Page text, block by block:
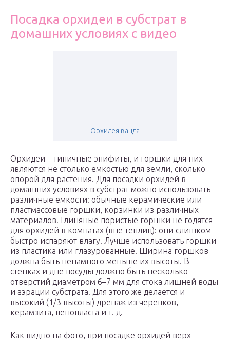
Посадка орхидеи в субстрат в
домашних условиях с видео
Орхидея ванда
Орхидеи – типичные эпифиты, и горшки для них
являются не столько емкостью для земли, сколько
опорой для растения. Для посадки орхидей в
домашних условиях в субстрат можно использовать
различные емкости: обычные керамические или
пластмассовые горшки, корзинки из различных
материалов. Глиняные пористые горшки не годятся
для орхидей в комнатах (вне теплиц): они слишком
быстро испаряют влагу. Лучше использовать горшки
из пластика или глазурованные. Ширина горшков
должна быть ненамного меньше их высоты. В
стенках и дне посуды должно быть несколько
отверстий диаметром 6–7 мм для стока лишней воды
и аэрации субстрата. Для этого же делается и
высокий (1/3 высоты) дренаж из черепков,
керамзита, пенопласта и т. д.
Как видно на фото, при посадке орхидей верх